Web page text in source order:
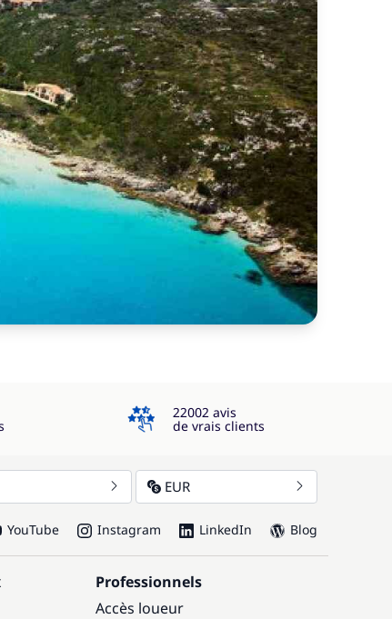
4.3
22002 avis
de vrais clients
EUR
YouTube Instagram LinkedIn Blog
Professionnels
Accès loueur